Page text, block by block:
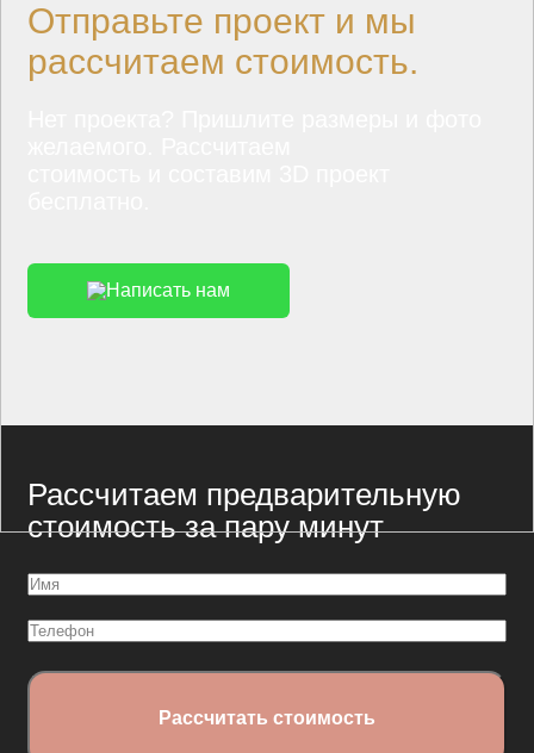
Отправьте проект и мы
рассчитаем стоимость.
Написать нам
Рассчитаем предварительную
стоимость за пару минут
Имя
Телефон